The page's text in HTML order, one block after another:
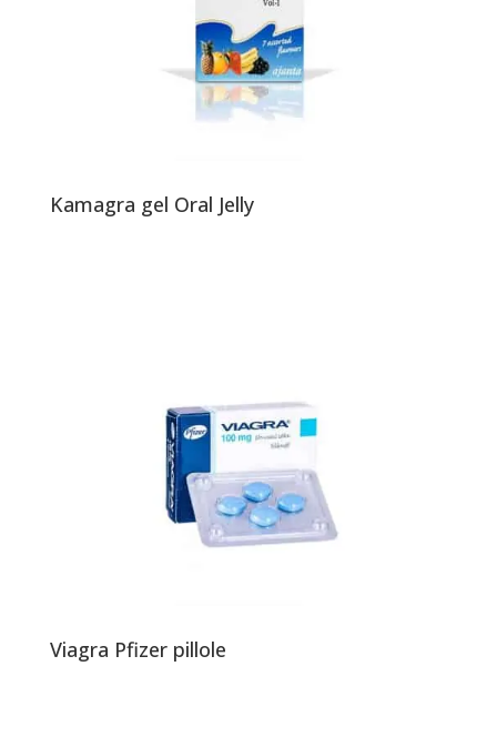
Kamagra gel Oral Jelly
Viagra Pfizer pillole